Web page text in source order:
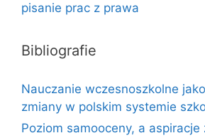
pisanie prac z prawa
Bibliografie
Nauczanie wczesnoszkolne
zmiany w polskim systemie
Poziom samooceny, a aspiracje